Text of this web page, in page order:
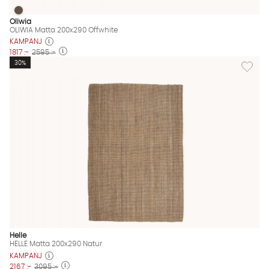
OLIWIA Matta 200x290 Offwhite Finns även i dessa färger:
OLIWIA Matta 200x290 Offwhite
Oliwia
OLIWIA Matta 200x290 Offwhite
KAMPANJ
1817 :- 2595 :-
Lägg
30%
Helle
HELLE Matta 200x290 Natur
KAMPANJ
2167 :- 3095 :-